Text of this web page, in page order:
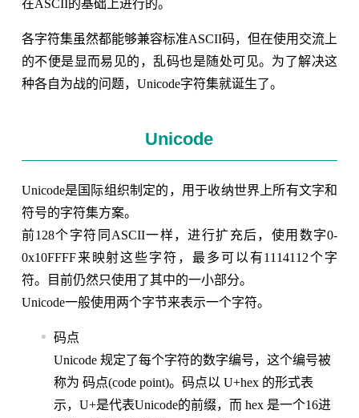
在ASCII的基础上进行的。
各字符集虽然都能够兼容标准ASCII码，但在使用交流上
的不便是显而易见的，乱码也是随处可见。为了解决这
种各自为战的问题，Unicode字符集就诞生了。
Unicode
Unicode是国际组织制定的，用于收纳世界上所有文字和
符号的字符集方案。
前128个字符同ASCII一样，进行扩充后，使用数字0-
0x10FFFF来映射这些字符，最多可以有1114112个字
符。目前仍然只使用了其中的一小部分。
Unicode一般使用两个字节来表示一个字符。
码点
Unicode 规定了每个字符的数字编号，这个编号被
称为 码点(code point)。码点以 U+hex 的形式表
示，U+是代表Unicode的前缀，而 hex 是一个16进